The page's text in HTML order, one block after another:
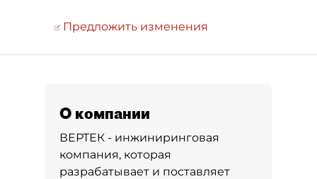
Предложить изменения
О компании
ВЕРТЕК - инжиниринговая
компания, которая
разрабатывает и поставляет